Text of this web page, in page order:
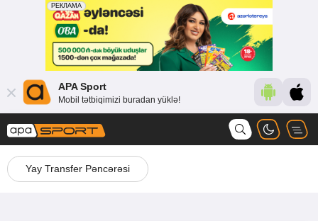
APA Sport
Mobil tətbiqimizi buradan yüklə!
Yay Transfer Pəncərəsi